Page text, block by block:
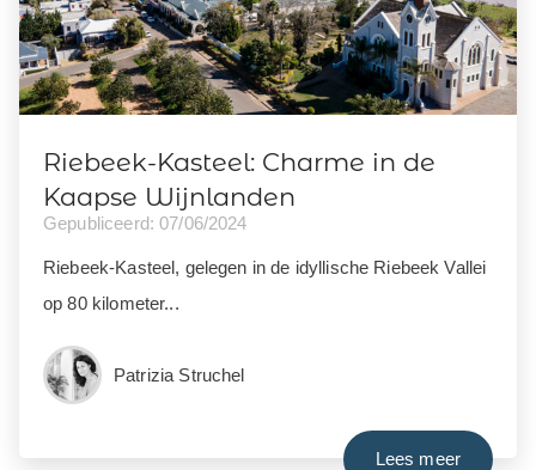
Riebeek-Kasteel: Charme in de
Kaapse Wijnlanden
Gepubliceerd: 07/06/2024
Riebeek-Kasteel, gelegen in de idyllische Riebeek Vallei
op 80 kilometer...
Patrizia Struchel
Lees meer